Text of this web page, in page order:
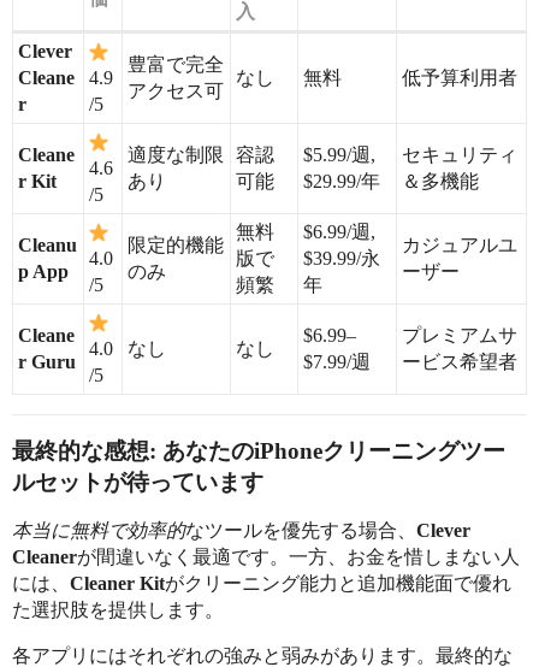
入
Clever
Cleane
r
4.9
/5
豊富で完全
アクセス可
なし 無料 低予算利用者
Cleane
r Kit
4.6
/5
適度な制限
あり
容認
可能
$5.99/週,
$29.99/年
セキュリティ
＆多機能
Cleanu
p App
4.0
/5
限定的機能
のみ
無料
版で
頻繁
$6.99/週,
$39.99/永
年
カジュアルユ
ーザー
Cleane
r Guru
4.0
/5
なし なし
$6.99–
$7.99/週
プレミアムサ
ービス希望者
最終的な感想: あなたのiPhoneクリーニングツー
ルセットが待っています
本当に無料で効率的なツールを優先する場合、 Clever
Cleanerが間違いなく最適です。一方、お金を惜しまない人
には、 Cleaner Kitがクリーニング能力と追加機能面で優れ
た選択肢を提供します。
各アプリにはそれぞれの強みと弱みがあります。最終的な